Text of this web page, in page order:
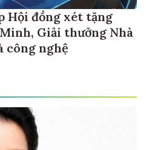
Hội đồng xét tặng
Giải thưởng Nhà
công nghệ